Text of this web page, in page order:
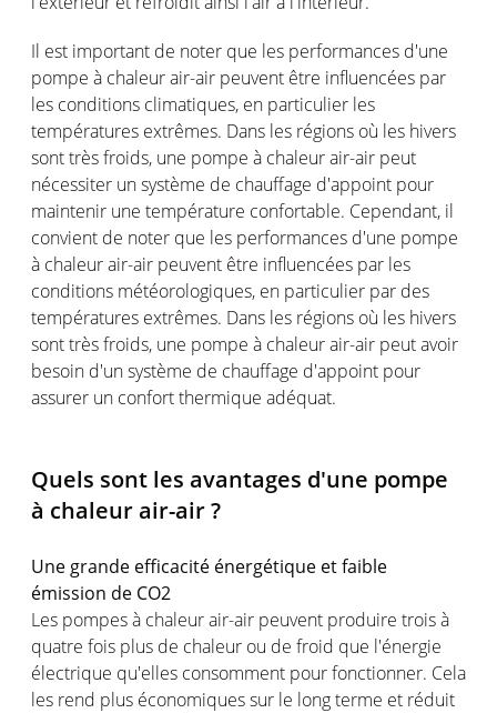
Il est important de noter que les performances d'une
pompe à chaleur air-air peuvent être influencées par
les conditions climatiques, en particulier les
températures extrêmes. Dans les régions où les hivers
sont très froids, une pompe à chaleur air-air peut
nécessiter un système de chauffage d'appoint pour
maintenir une température confortable. Cependant, il
convient de noter que les performances d'une pompe
à chaleur air-air peuvent être influencées par les
conditions météorologiques, en particulier par des
températures extrêmes. Dans les régions où les hivers
sont très froids, une pompe à chaleur air-air peut avoir
besoin d'un système de chauffage d'appoint pour
assurer un confort thermique adéquat.
Quels sont les avantages d'une pompe
à chaleur air-air ?
Une grande efficacité énergétique et faible
émission de CO2
Les pompes à chaleur air-air peuvent produire trois à
quatre fois plus de chaleur ou de froid que l'énergie
électrique qu'elles consomment pour fonctionner. Cela
les rend plus économiques sur le long terme et réduit